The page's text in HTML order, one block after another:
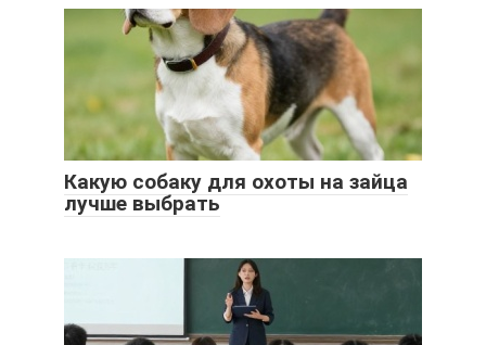
Какую собаку для охоты на зайца
лучше выбрать